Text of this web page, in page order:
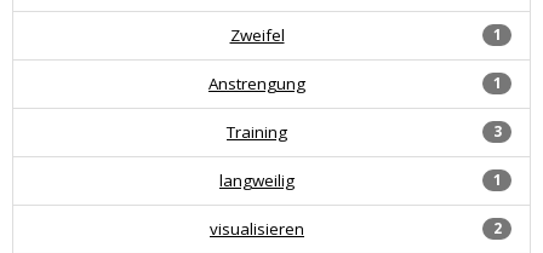
1
Zweifel
1
Anstrengung
3
Training
1
langweilig
2
visualisieren